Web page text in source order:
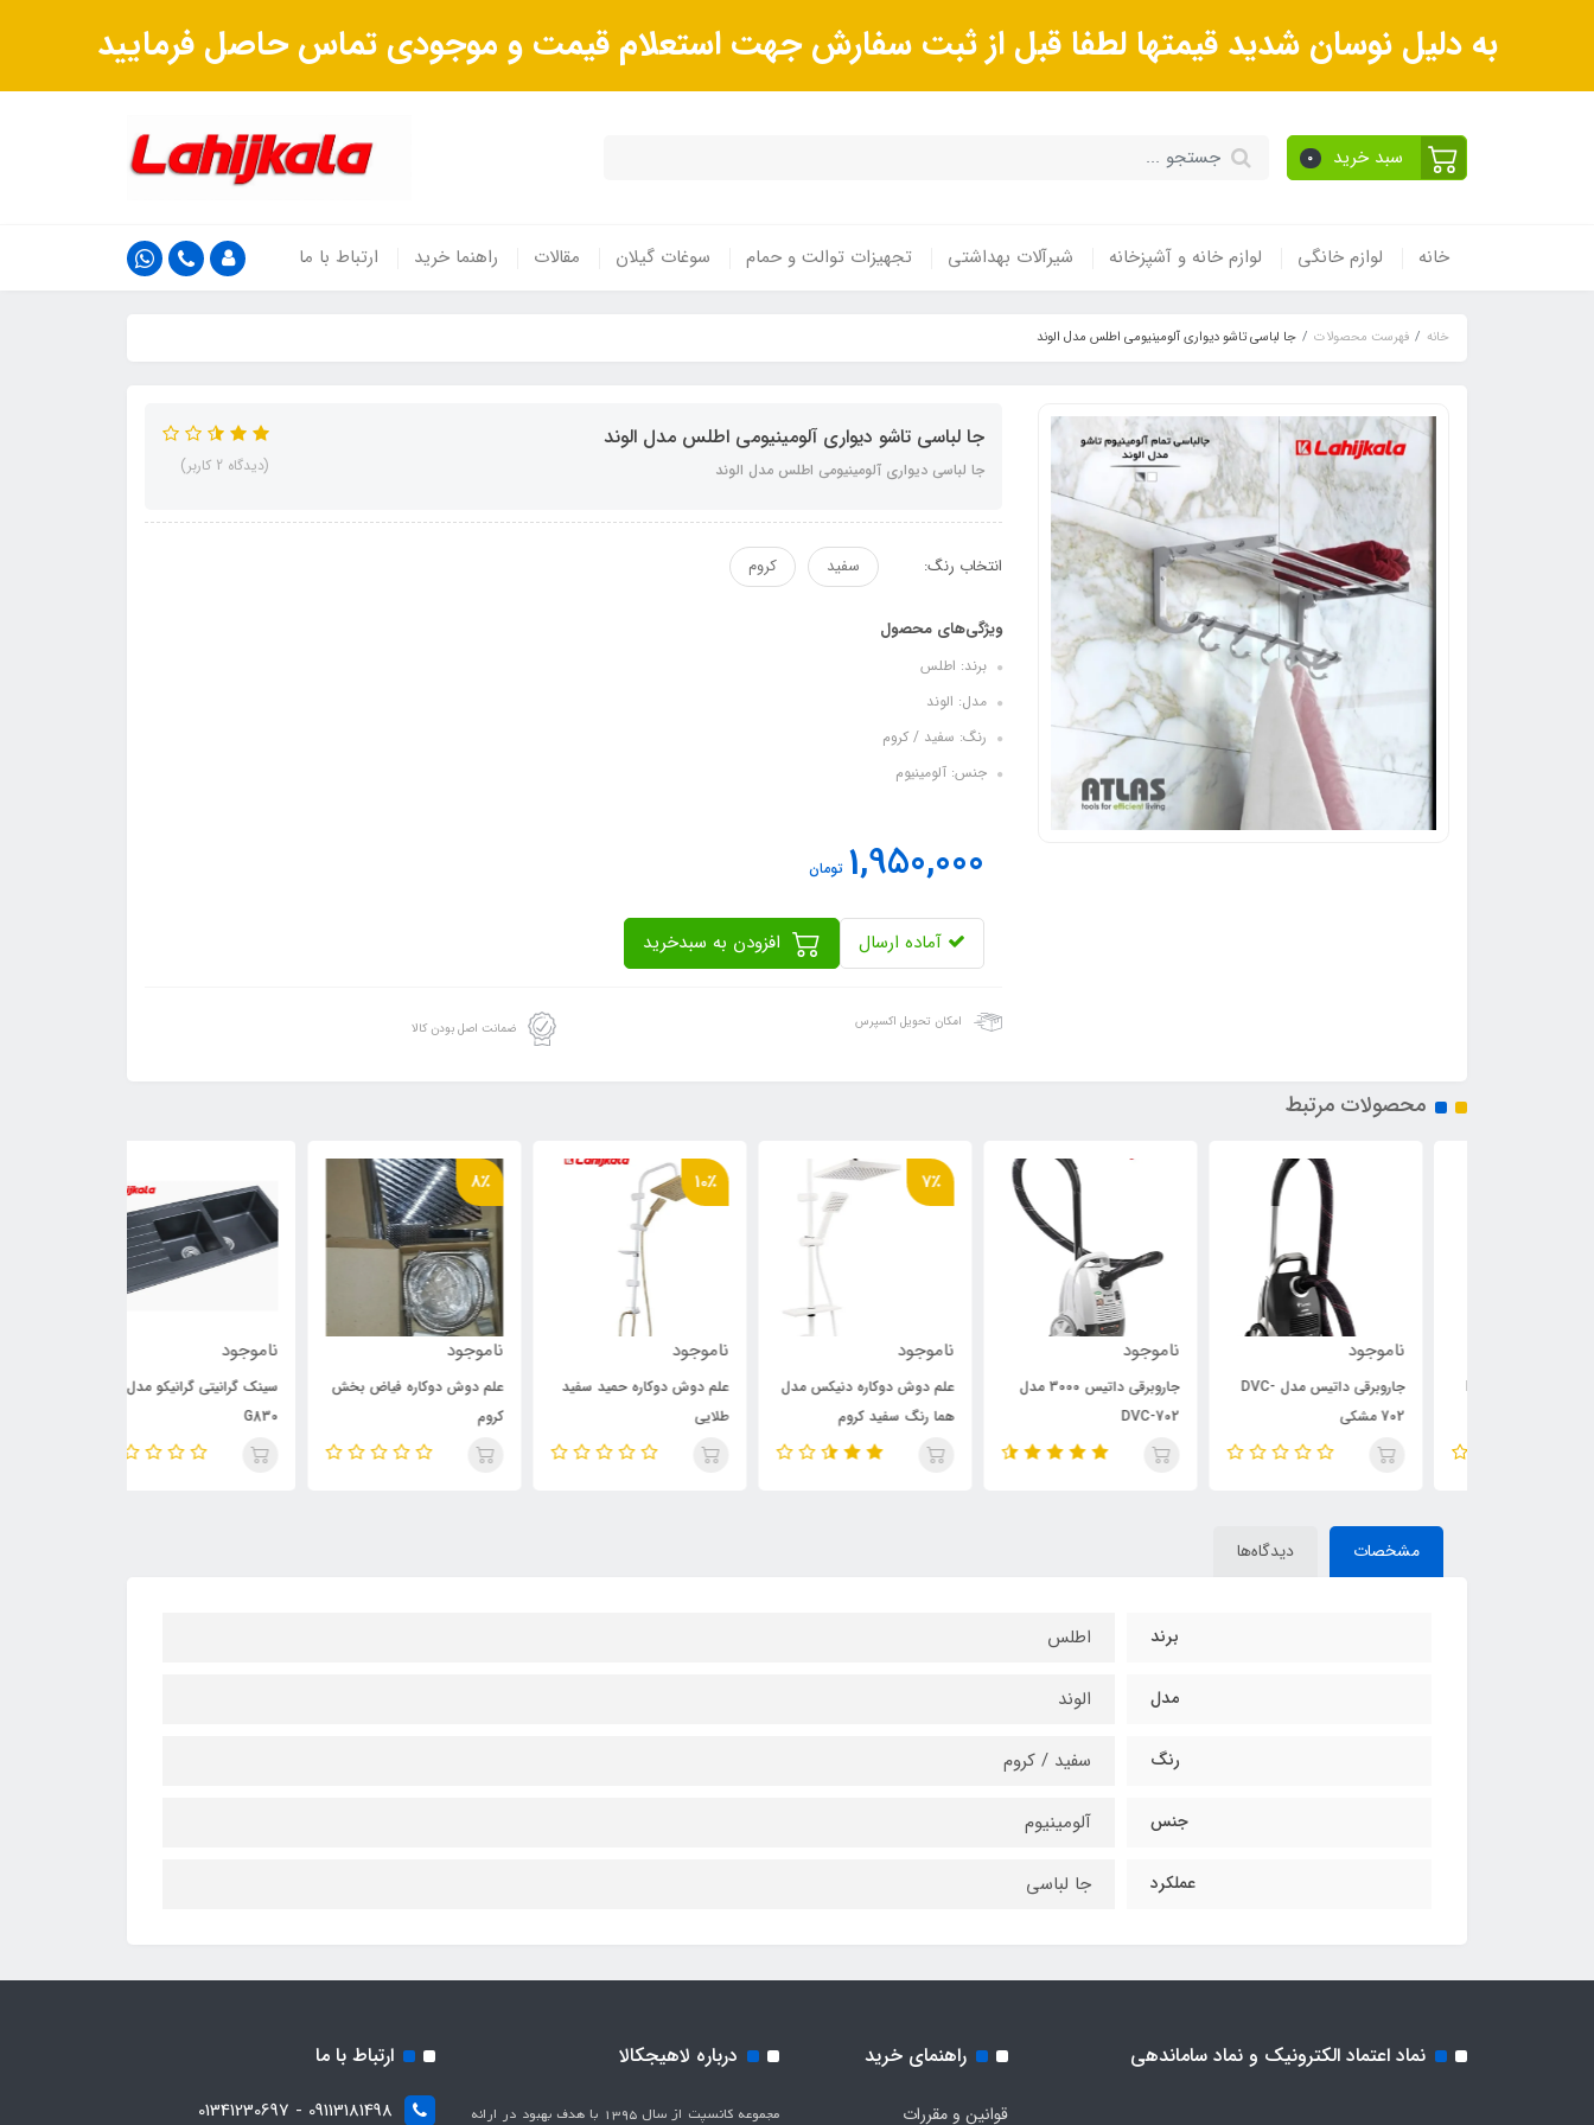
به دلیل نوسان شدید قیمتها لطفا قبل از ثبت سفارش جهت استعلام قیمت و موجودی تماس حاصل فرمایید
سبد خرید 0
خانه لوازم خانگی لوازم خانه و آشپزخانه شیرآلات بهداشتی تجهیزات توالت و حمام سوغات گیلان مقالات راهنما خرید ارتباط با ما
خانه فهرست محصولات جا لباسی تاشو دیواری آلومینیومی اطلس مدل الوند
جا لباسی تاشو دیواری آلومینیومی اطلس مدل الوند
جا لباسی دیواری آلومینیومی اطلس مدل الوند (دیدگاه 2 کاربر)
انتخاب رنگ: سفید کروم
ویژگی‌های محصول
برند: اطلس
مدل: الوند
رنگ: سفید / کروم
جنس: آلومینیوم
1,950,000 تومان
آماده ارسال
امکان تحویل اکسپرس ضمانت اصل بودن کالا
محصولات مرتبط
ناموجود
جاروبرقی داتیس مدل DVC-
ناموجود
جاروبرقی داتیس 3000 مدل
DVC-702
ناموجود
علم دوش دوکاره دنیکس مدل
هما رنگ سفید کروم
ناموجود
علم دوش دوکاره حمید سفید
ناموجود
علم دوش دوکاره فیاض بخش
ناموجود
سینک گرانیتی گرانیکو مدل
مشخصات دیدگاه‌ها
برند اطلس
مدل الوند
رنگ سفید / کروم
جنس آلومینیوم
عملکرد جا لباسی
نماد اعتماد الکترونیک و نماد ساماندهی راهنمای خرید
قوانین و مقررات
درباره لاهیجکالا
مجموعه کانسپت از سال 1395 با هدف بهبود در ارائه
ارتباط با ما
09113181498 - 01341230697